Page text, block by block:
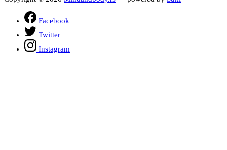
Facebook
Twitter
Instagram